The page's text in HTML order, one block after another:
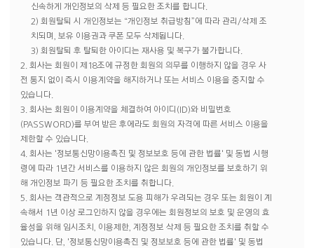
신속하게 개인정보의 삭제 등 필요한 조치를 합니다.
2) 회원탈퇴 시 개인정보는 “개인정보 취급방침”에 따라 관리/삭제 조
치되며, 보유 이용권과 쿠폰 모두 삭제됩니다.
3) 회원탈퇴 후 탈퇴한 아이디는 재사용 및 복구가 불가합니다.
2. 회사는 회원이 제18조에 규정한 회원의 의무를 이행하지 않을 경우 사
전 통지 없이 즉시 이용계약을 해지하거나 또는 서비스 이용을 중지할 수
있습니다.
3. 회사는 회원이 이용계약을 체결하여 아이디(ID)와 비밀번호
(PASSWORD)를 부여 받은 후에라도 회원의 자격에 따른 서비스 이용을
제한할 수 있습니다.
4. 회사는 '정보통신망이용촉진 및 정보보호 등에 관한 법률' 및 동법 시행
령에 따라 1년간 서비스를 이용하지 않은 회원의 개인정보를 보호하기 위
해 개인정보 파기 등 필요한 조치를 취합니다.
5. 회사는 객관적으로 계정정보 도용 피해가 우려되는 경우 또는 회원이 계
속해서 1년 이상 로그인하지 않을 경우에는 회원정보의 보호 및 운영의 효
율성을 위해 임시조치, 이용제한, 계정정보 삭제 등 필요한 조치를 취할 수
있습니다. 단, '정보통신망이용촉진 및 정보보호 등에 관한 법률' 및 동법